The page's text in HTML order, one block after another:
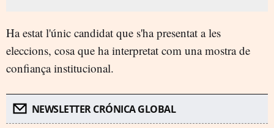
Ha estat l'únic candidat que s'ha presentat a les
eleccions, cosa que ha interpretat com una mostra de
confiança institucional.
NEWSLETTER CRÓNICA GLOBAL